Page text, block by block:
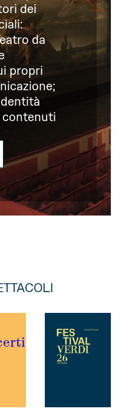
dei
da
propri
contenuti